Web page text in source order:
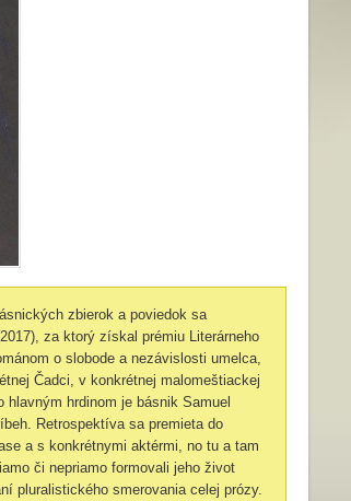
zbierok a poviedok sa
za ktorý získal prémiu Literárneho
o slobode a nezávislosti umelca,
Čadci, v konkrétnej malomeštiackej
hrdinom je básnik Samuel
Retrospektíva sa premieta do
a s konkrétnymi aktérmi, no tu a tam
či nepriamo formovali jeho život
pluralistického smerovania celej prózy.